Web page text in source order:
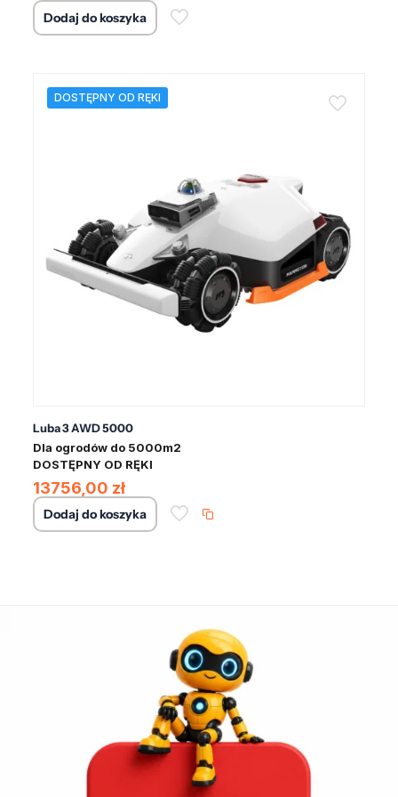
cena
wynosiła:
5586,00 zł.
Dodaj do koszyka
DOSTĘPNY OD RĘKI
Luba 3 AWD 5000
Dla ogrodów do 5000m2
DOSTĘPNY OD RĘKI
13756,00 zł
Dodaj do koszyka